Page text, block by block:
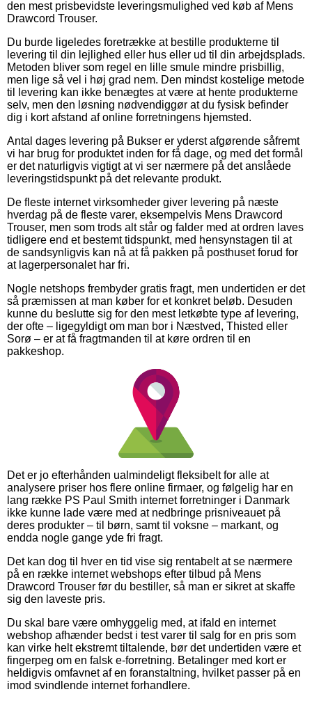
den mest prisbevidste leveringsmulighed ved køb af Mens
Drawcord Trouser.
Du burde ligeledes foretrække at bestille produkterne til
levering til din lejlighed eller hus eller ud til din arbejdsplads.
Metoden bliver som regel en lille smule mindre prisbillig,
men lige så vel i høj grad nem. Den mindst kostelige metode
til levering kan ikke benægtes at være at hente produkterne
selv, men den løsning nødvendiggør at du fysisk befinder
dig i kort afstand af online forretningens hjemsted.
Antal dages levering på Bukser er yderst afgørende såfremt
vi har brug for produktet inden for få dage, og med det formål
er det naturligvis vigtigt at vi ser nærmere på det anslåede
leveringstidspunkt på det relevante produkt.
De fleste internet virksomheder giver levering på næste
hverdag på de fleste varer, eksempelvis Mens Drawcord
Trouser, men som trods alt står og falder med at ordren laves
tidligere end et bestemt tidspunkt, med hensynstagen til at
de sandsynligvis kan nå at få pakken på posthuset forud for
at lagerpersonalet har fri.
Nogle netshops frembyder gratis fragt, men undertiden er det
så præmissen at man køber for et konkret beløb. Desuden
kunne du beslutte sig for den mest letkøbte type af levering,
der ofte – ligegyldigt om man bor i Næstved, Thisted eller
Sorø – er at få fragtmanden til at køre ordren til en
pakkeshop.
Det er jo efterhånden ualmindeligt fleksibelt for alle at
analysere priser hos flere online firmaer, og følgelig har en
lang række PS Paul Smith internet forretninger i Danmark
ikke kunne lade være med at nedbringe prisniveauet på
deres produkter – til børn, samt til voksne – markant, og
endda nogle gange yde fri fragt.
Det kan dog til hver en tid vise sig rentabelt at se nærmere
på en række internet webshops efter tilbud på Mens
Drawcord Trouser før du bestiller, så man er sikret at skaffe
sig den laveste pris.
Du skal bare være omhyggelig med, at ifald en internet
webshop afhænder bedst i test varer til salg for en pris som
kan virke helt ekstremt tiltalende, bør det undertiden være et
fingerpeg om en falsk e-forretning. Betalinger med kort er
heldigvis omfavnet af en foranstaltning, hvilket passer på en
imod svindlende internet forhandlere.